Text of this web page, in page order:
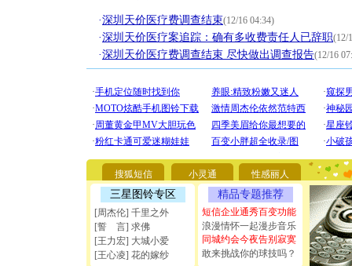
·深圳天价医疗费调查结束(12/16 04:34)
·深圳天价医疗案追踪：确有多收费责任人已辞职(12/
·深圳天价医疗费调查结束 尽快做出调查报告(12/16
搜狐短信 小灵通 性感丽人
三星图铃专区
[周杰伦] 千里之外
[誓 言] 求佛
[王力宏] 大城小爱
[王心凌] 花的嫁纱
精品专题推荐
短信企业通秀百变功能
浪漫情怀一起漫步音乐
同城约会今夜告别寂寞
敢来挑战你的球技吗？
[圣诞节]
你太多
要平安
[圣诞节]
天都要快
[圣诞节]
如意,快
[元旦]看
断电。爱
你是我专
[元旦]如
起；二是